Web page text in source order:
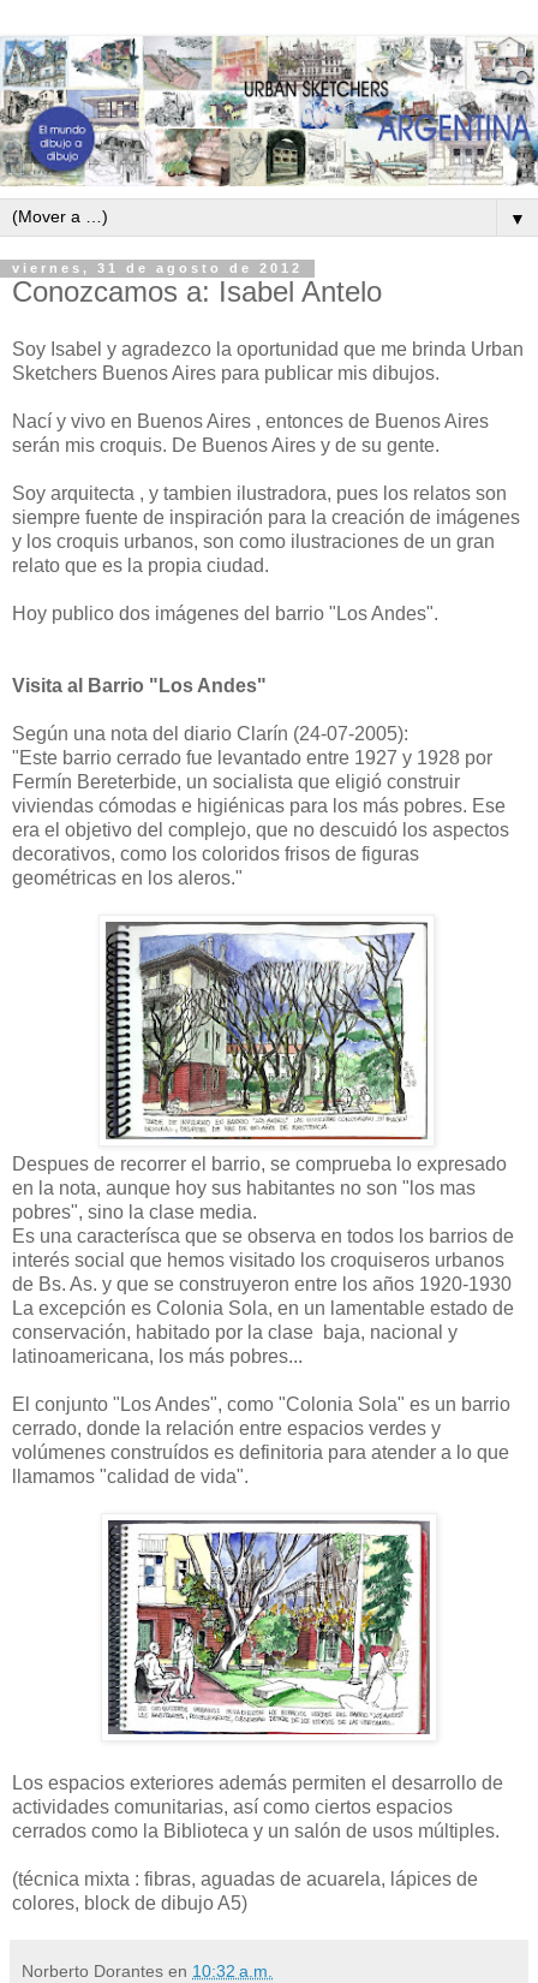
▼
viernes, 31 de agosto de 2012
Conozcamos a: Isabel Antelo
Soy Isabel y agradezco la oportunidad que me brinda Urban
Sketchers Buenos Aires para publicar mis dibujos.
Nací y vivo en Buenos Aires , entonces de Buenos Aires
serán mis croquis. De Buenos Aires y de su gente.
Soy arquitecta , y tambien ilustradora, pues los relatos son
siempre fuente de inspiración para la creación de imágenes
y los croquis urbanos, son como ilustraciones de un gran
relato que es la propia ciudad.
Hoy publico dos imágenes del barrio "Los Andes".
Visita al Barrio "Los Andes"
Según una nota del diario Clarín (24-07-2005):
"Este barrio cerrado fue levantado entre 1927 y 1928 por
Fermín Bereterbide, un socialista que eligió construir
viviendas cómodas e higiénicas para los más pobres. Ese
era el objetivo del complejo, que no descuidó los aspectos
decorativos, como los coloridos frisos de figuras
geométricas en los aleros."
Despues de recorrer el barrio, se comprueba lo expresado
en la nota, aunque hoy sus habitantes no son "los mas
pobres", sino la clase media.
Es una caracterísca que se observa en todos los barrios de
interés social que hemos visitado los croquiseros urbanos
de Bs. As. y que se construyeron entre los años 1920-1930
La excepción es Colonia Sola, en un lamentable estado de
conservación, habitado por la clase baja, nacional y
latinoamericana, los más pobres...
El conjunto "Los Andes", como "Colonia Sola" es un barrio
cerrado, donde la relación entre espacios verdes y
volúmenes construídos es definitoria para atender a lo que
llamamos "calidad de vida".
Los espacios exteriores además permiten el desarrollo de
actividades comunitarias, así como ciertos espacios
cerrados como la Biblioteca y un salón de usos múltiples.
(técnica mixta : fibras, aguadas de acuarela, lápices de
colores, block de dibujo A5)
Norberto Dorantes en 10:32 a.m.